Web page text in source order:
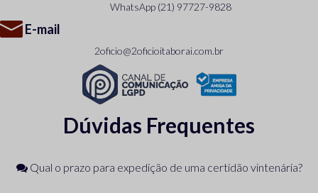
WhatsApp (21) 97727-9828
E-mail
2oficio@2oficioitaborai.com.br
Dúvidas Frequentes
Qual o prazo para expedição de uma certidão vintenária?